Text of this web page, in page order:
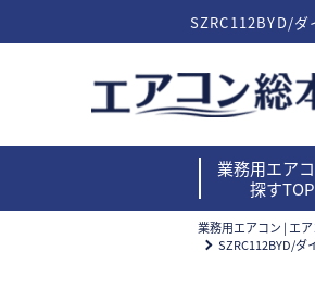
SZRC112BYD/
業務用エア
探すTOP
業務用エアコン | エ
SZRC112BYD/ダ